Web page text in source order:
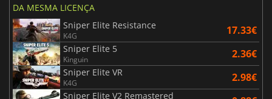
DA MESMA LICENÇA
Sniper Elite Resistance
K4G 17.33€
Sniper Elite 5
Kinguin 2.36€
Sniper Elite VR
K4G 2.98€
Sniper Elite V2 Remastered